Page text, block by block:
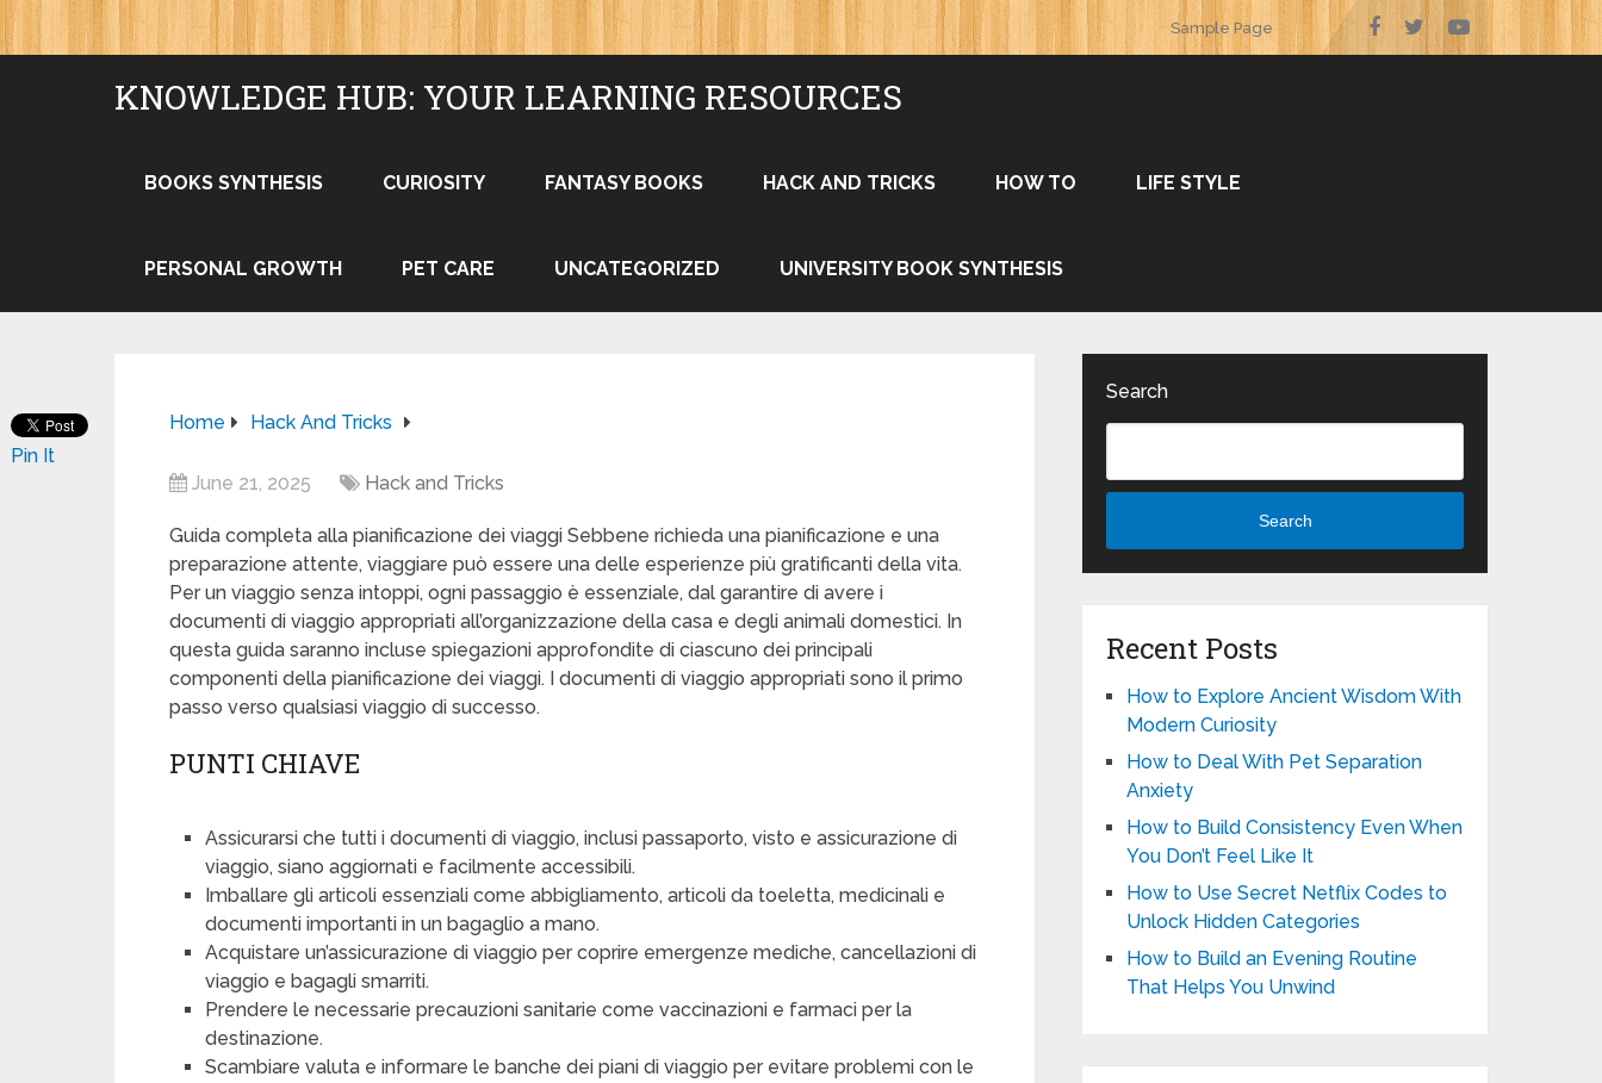
Sample Page
KNOWLEDGE HUB: YOUR LEARNING RESOURCES
BOOKS SYNTHESIS CURIOSITY FANTASY BOOKS HACK AND TRICKS HOW TO LIFE STYLE
PERSONAL GROWTH PET CARE UNCATEGORIZED UNIVERSITY BOOK SYNTHESIS
Home Hack And Tricks
June 21, 2025 Hack and Tricks
Guida completa alla pianificazione dei viaggi Sebbene richieda una pianificazione e una
preparazione attente, viaggiare può essere una delle esperienze più gratificanti della vita.
Per un viaggio senza intoppi, ogni passaggio è essenziale, dal garantire di avere i
documenti di viaggio appropriati all’organizzazione della casa e degli animali domestici. In
questa guida saranno incluse spiegazioni approfondite di ciascuno dei principali
componenti della pianificazione dei viaggi. I documenti di viaggio appropriati sono il primo
passo verso qualsiasi viaggio di successo.
PUNTI CHIAVE
Assicurarsi che tutti i documenti di viaggio, inclusi passaporto, visto e assicurazione di
viaggio, siano aggiornati e facilmente accessibili.
Imballare gli articoli essenziali come abbigliamento, articoli da toeletta, medicinali e
documenti importanti in un bagaglio a mano.
Acquistare un’assicurazione di viaggio per coprire emergenze mediche, cancellazioni di
viaggio e bagagli smarriti.
Prendere le necessarie precauzioni sanitarie come vaccinazioni e farmaci per la
destinazione.
Scambiare valuta e informare le banche dei piani di viaggio per evitare problemi con le
Pin It
Search
Search
Recent Posts
How to Explore Ancient Wisdom With
Modern Curiosity
How to Deal With Pet Separation
Anxiety
How to Build Consistency Even When
You Don’t Feel Like It
How to Use Secret Netflix Codes to
Unlock Hidden Categories
How to Build an Evening Routine
That Helps You Unwind